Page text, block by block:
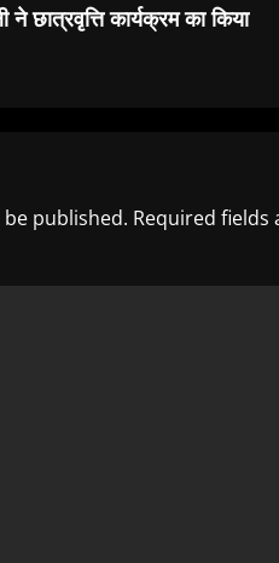
ने छात्रवृत्ति कार्यक्रम का किया
published. Required fields